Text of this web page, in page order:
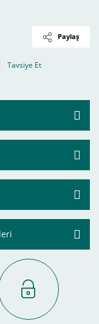
Paylaş
Tavsiye Et